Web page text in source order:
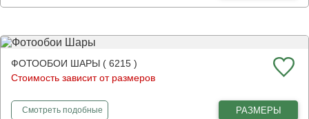
ФОТООБОИ ШАРЫ ( 6215 )
Стоимость зависит от размеров
Смотретьфотообои
подобные РАЗМЕРЫ